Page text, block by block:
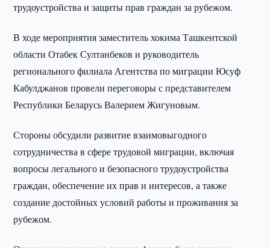
трудоустройства и защиты прав граждан за рубежом.
В ходе мероприятия заместитель хокима Ташкентской
области Отабек Султанбеков и руководитель
регионального филиала Агентства по миграции Юсуф
Кабулджанов провели переговоры с представителем
Республики Беларусь Валерием Жигуновым.
Стороны обсудили развитие взаимовыгодного
сотрудничества в сфере трудовой миграции, включая
вопросы легального и безопасного трудоустройства
граждан, обеспечение их прав и интересов, а также
создание достойных условий работы и проживания за
рубежом.